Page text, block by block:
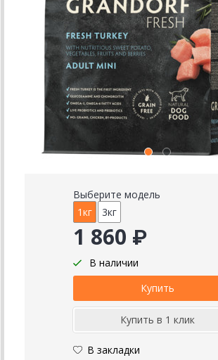
Выберите модель
1кг
3кг
1 860 ₽
В наличии
В закладки